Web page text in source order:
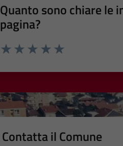
Quanto sono chiare le
pagina?
Contatta il Comune